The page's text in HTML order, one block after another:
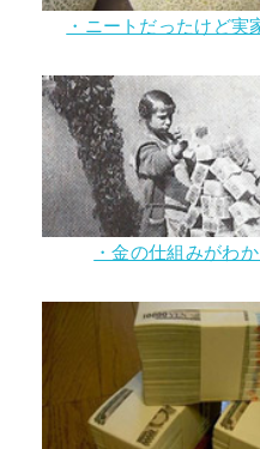
・ニートだったけど実
・金の仕組みがわ